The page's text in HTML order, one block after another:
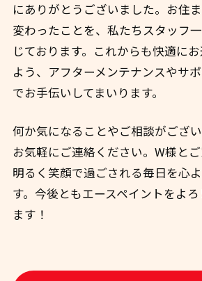
にありがとうございました。お住
変わったことを、私たちスタッフ
じております。これからも快適に
よう、アフターメンテナンスやサ
でお手伝いしてまいります。
何か気になることやご相談がござ
お気軽にご連絡ください。W様とご
明るく笑顔で過ごされる毎日を心
す。今後ともエースペイントをよ
ます！